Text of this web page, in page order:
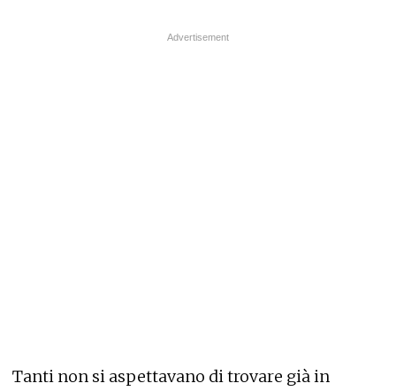
Tanti non si aspettavano di trovare già in